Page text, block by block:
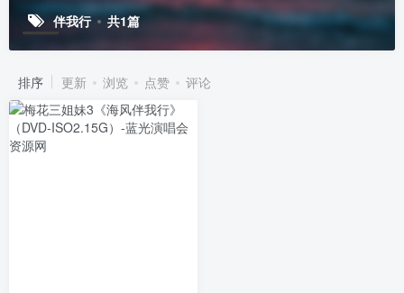
伴我行 共1篇
排序 更新 浏览 点赞 评论